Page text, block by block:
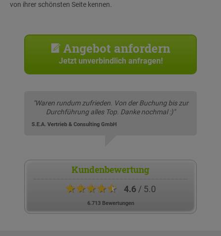
von ihrer schönsten Seite kennen.
Angebot anfordern
Jetzt unverbindlich anfragen!
"Waren rundum zufrieden. Von der Buchung bis zur
Durchführung alles Top. Danke nochmal :)"
S.E.A. Vertrieb & Consulting GmbH
Kundenbewertung
★★★★★ 4.6/ 5.0
6.713 Bewertungen